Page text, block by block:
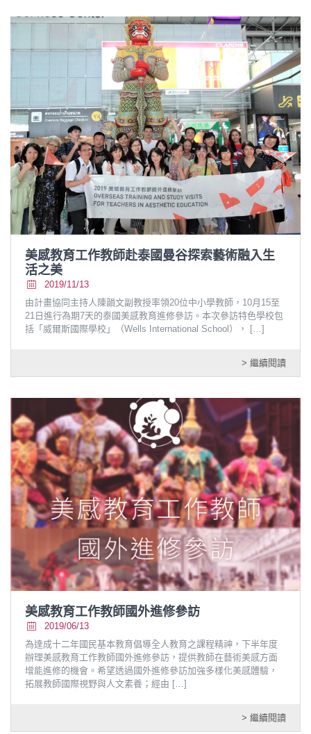
美感教育工作教師赴泰國曼谷探索藝術融入生
活之美
2019/11/13
由計畫協同主持人陳韻文副教授率領20位中小學教師，10月15至
21日進行為期7天的泰國美感教育進修參訪。本次參訪特色學校包
括「威爾斯國際學校」（Wells International School），
[…]
> 繼續閱讀
美感教育工作教師國外進修參訪
2019/06/13
為達成十二年國民基本教育倡導全人教育之課程精神，下半年度
辦理美感教育工作教師國外進修參訪，提供教師在藝術美感方面
增能進修的機會。希望透過國外進修參訪加強多樣化美感體驗，
拓展教師國際視野與人文素養；經由 […]
> 繼續閱讀